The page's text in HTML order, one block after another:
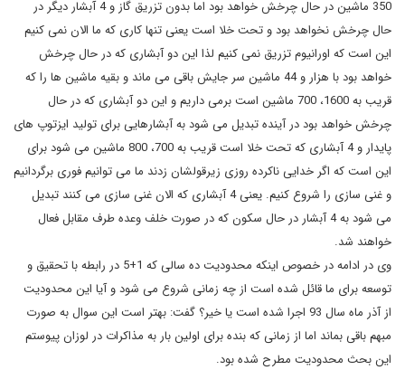
350 ماشین در حال چرخش خواهد بود اما بدون تزریق گاز و 4 آبشار دیگر در
حال چرخش نخواهد بود و تحت خلا است یعنی تنها کاری که ما الان نمی کنیم
این است که اورانیوم تزریق نمی کنیم لذا این دو آبشاری که در حال چرخش
خواهد بود با هزار و 44 ماشین سر جایش باقی می ماند و بقیه ماشین ها را که
قریب به 1600، 700 ماشین است برمی داریم و این دو آبشاری که در حال
چرخش خواهد بود در آینده تبدیل می شود به آبشارهایی برای تولید ایزتوپ های
پایدار و 4 آبشاری که تحت خلا است قریب به 700، 800 ماشین می شود برای
این است که اگر خدایی ناکرده روزی زیرقولشان زدند ما می توانیم فوری برگردانیم
و غنی سازی را شروع کنیم. یعنی 4 آبشاری که الان غنی سازی می کنند تبدیل
می شود به 4 آبشار در حال سکون که در صورت خلف وعده طرف مقابل فعال
خواهند شد.
وی در ادامه در خصوص اینکه محدودیت ده سالی که 1+5 در رابطه با تحقیق و
توسعه برای ما قائل شده است از چه زمانی شروع می شود و آیا این محدودیت
از آذر ماه سال 93 اجرا شده است یا خیر؟ گفت: بهتر است این سوال به صورت
مبهم باقی بماند اما از زمانی که بنده برای اولین بار به مذاکرات در لوزان پیوستم
این بحث محدودیت مطرح شده بود.